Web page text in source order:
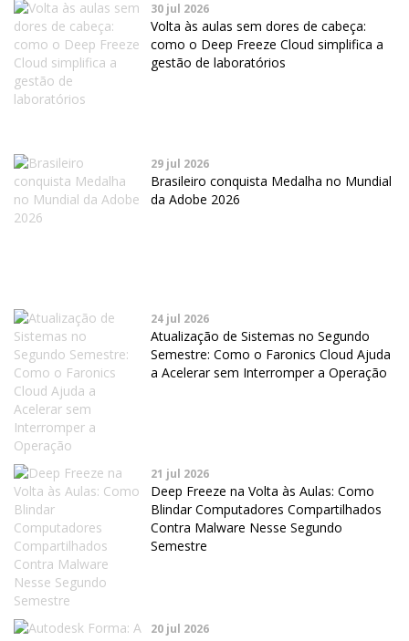
30 jul 2026
Volta às aulas sem dores de cabeça:
como o Deep Freeze Cloud simplifica a
gestão de laboratórios
29 jul 2026
Brasileiro conquista Medalha no Mundial
da Adobe 2026
24 jul 2026
Atualização de Sistemas no Segundo
Semestre: Como o Faronics Cloud Ajuda
a Acelerar sem Interromper a Operação
21 jul 2026
Deep Freeze na Volta às Aulas: Como
Blindar Computadores Compartilhados
Contra Malware Nesse Segundo
Semestre
20 jul 2026